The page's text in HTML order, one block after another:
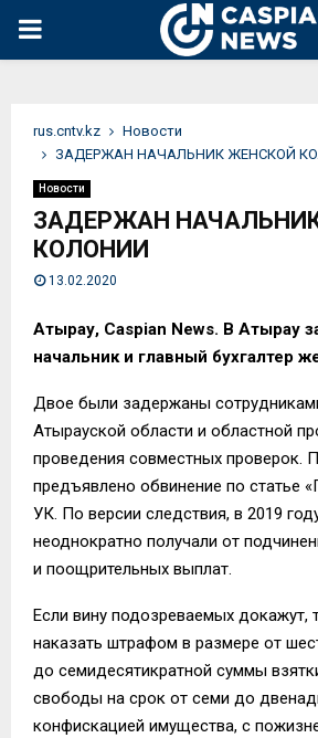
PRIMARY
rus.cntv.kz
Новости
ЗАДЕРЖАН НАЧАЛЬНИК ЖЕНСКОЙ
Новости
ЗАДЕРЖАН
КОЛОНИИ
13.02.2020
Атырау, Caspian News. В Атырау
начальник и главный бухгалтер
Двое были задержаны
Атырауской области и областной
проведения совместных проверок.
предъявлено обвинение по статье
УК. По версии следствия, в 2019
неоднократно получали от
и поощрительных выплат.
Если вину подозреваемых докажут,
наказать штрафом в размере от
до семидесятикратной суммы
свободы на срок от семи до
конфискацией имущества, с